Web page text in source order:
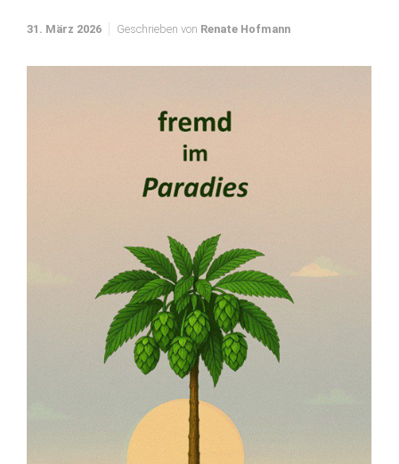
31. März 2026 Geschrieben von Renate Hofmann